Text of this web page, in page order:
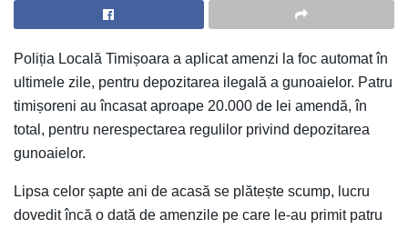
Poliția Locală Timișoara a aplicat amenzi la foc automat în
ultimele zile, pentru depozitarea ilegală a gunoaielor. Patru
timișoreni au încasat aproape 20.000 de lei amendă, în
total, pentru nerespectarea regulilor privind depozitarea
gunoaielor.
Lipsa celor șapte ani de acasă se plătește scump, lucru
dovedit încă o dată de amenzile pe care le-au primit patru